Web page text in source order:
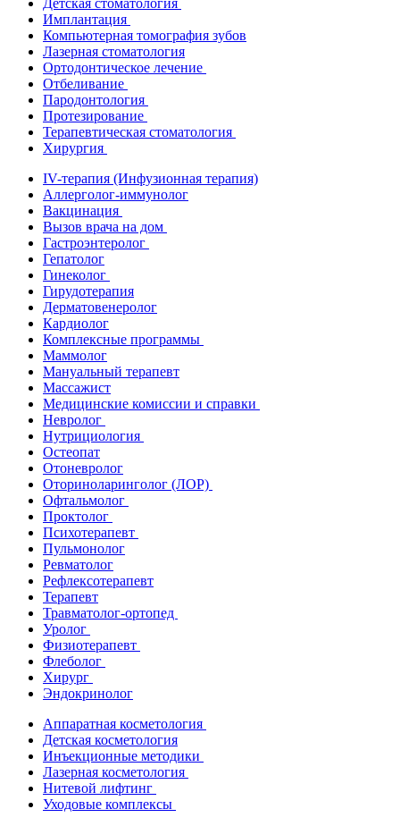
Детская стоматология
Имплантация
Компьютерная томография зубов
Лазерная стоматология
Ортодонтическое лечение
Отбеливание
Пародонтология
Протезирование
Терапевтическая стоматология
Хирургия
IV-терапия (Инфузионная терапия)
Аллерголог-иммунолог
Вакцинация
Вызов врача на дом
Гастроэнтеролог
Гепатолог
Гинеколог
Гирудотерапия
Дерматовенеролог
Кардиолог
Комплексные программы
Маммолог
Мануальный терапевт
Массажист
Медицинские комиссии и справки
Невролог
Нутрициология
Остеопат
Отоневролог
Оториноларинголог (ЛОР)
Офтальмолог
Проктолог
Психотерапевт
Пульмонолог
Ревматолог
Рефлексотерапевт
Терапевт
Травматолог-ортопед
Уролог
Физиотерапевт
Флеболог
Хирург
Эндокринолог
Аппаратная косметология
Детская косметология
Инъекционные методики
Лазерная косметология
Нитевой лифтинг
Уходовые комплексы